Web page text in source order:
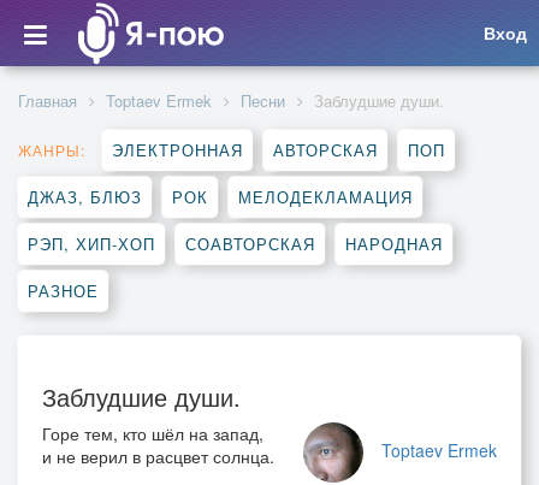
Вход
Главная Toptaev Ermek Песни Заблудшие души.
ЖАНРЫ: ЭЛЕКТРОННАЯ АВТОРСКАЯ ПОП
ДЖАЗ, БЛЮЗ РОК МЕЛОДЕКЛАМАЦИЯ
РЭП, ХИП-ХОП СОАВТОРСКАЯ НАРОДНАЯ
РАЗНОЕ
Заблудшие души.
Toptaev Ermek
Горе тем, кто шёл на запад,
и не верил в расцвет солнца.